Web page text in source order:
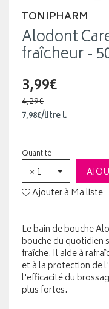
TONIPHARM
Alodont
fraîcheur -
3,99€
4,29€
7,98€/litrel.
Quantité
× 1
Ajouter à Ma liste
Le bain de bouche
bouche du quotidien
fraîche. Il aide à
et à la protection de
l'efficacité du
plus fortes.